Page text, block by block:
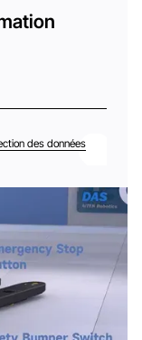
des données